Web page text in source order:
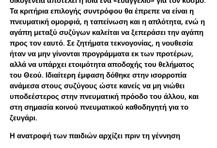
Τα κριτήρια επιλογής συντρόφου θα έπρεπε να είναι η
πνευματική ομορφιά, η ταπείνωση και η απλότητα, ενώ η
αγάπη μεταξύ συζύγων καλείται να ξεπεράσει την αγάπη
προς τον εαυτό. Σε ζητήματα τεκνογονίας, η νουθεσία
ήταν να μην γίνονται προγράμματα εκ των προτέρων,
αλλά να υπάρχει ετοιμότητα αποδοχής του θελήματος
του Θεού. Ιδιαίτερη έμφαση δόθηκε στην ισορροπία
ανάμεσα στους συζύγους ώστε κανείς να μη νιώθει
υποδεέστερος στην πνευματική πρόοδο του άλλου, και
στη σημασία κοινού πνευματικού καθοδηγητή για το
ζευγάρι.
Η ανατροφή των παιδιών αρχίζει πριν τη γέννηση